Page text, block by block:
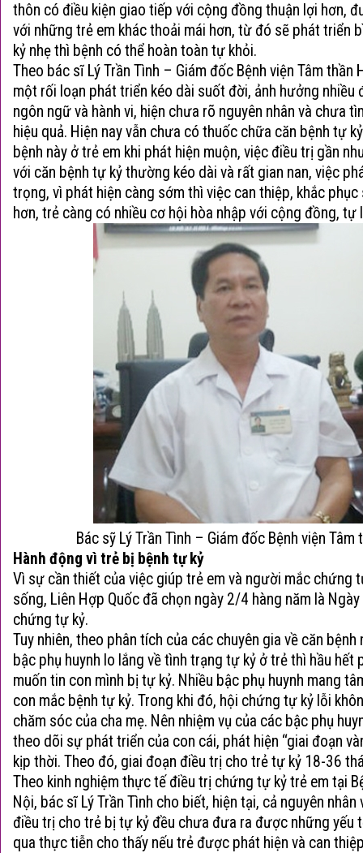
thôn có điều kiện giao tiếp với cộng đồng thuận lợi hơn,
với những trẻ em khác thoải mái hơn, từ đó sẽ phát triển
kỷ nhẹ thì bệnh có thể hoàn toàn tự khỏi.
Theo bác sĩ Lý Trần Tình – Giám đốc Bệnh viện Tâm thần
một rối loạn phát triển kéo dài suốt đời, ảnh hưởng nhiều
ngôn ngữ và hành vi, hiện chưa rõ nguyên nhân và chưa
hiệu quả. Hiện nay vẫn chưa có thuốc chữa căn bệnh tự kỷ
bệnh này ở trẻ em khi phát hiện muộn, việc điều trị gần
với căn bệnh tự kỷ thường kéo dài và rất gian nan, việc
trọng, vì phát hiện càng sớm thì việc can thiệp, khắc
hơn, trẻ càng có nhiều cơ hội hòa nhập với cộng đồng,
Bác sỹ Lý Trần Tình – Giám đốc Bệnh viện Tâm
Hành động vì trẻ bị bệnh tự kỷ
Vì sự cần thiết của việc giúp trẻ em và người mắc chứng
sống, Liên Hợp Quốc đã chọn ngày 2/4 hàng năm là
chứng tự kỷ.
Tuy nhiên, theo phân tích của các chuyên gia về căn bệnh
bậc phụ huynh lo lắng về tình trạng tự kỷ ở trẻ thì hầu hết
muốn tin con mình bị tự kỷ. Nhiều bậc phụ huynh mang
con mắc bệnh tự kỷ. Trong khi đó, hội chứng tự kỷ lỗi
chăm sóc của cha mẹ. Nên nhiệm vụ của các bậc phụ
theo dõi sự phát triển của con cái, phát hiện “giai đoạn
kịp thời. Theo đó, giai đoạn điều trị cho trẻ tự kỷ 18-36
Theo kinh nghiệm thực tế điều trị chứng tự kỷ trẻ em tại
Nội, bác sĩ Lý Trần Tình cho biết, hiện tại, cả nguyên
điều trị cho trẻ bị tự kỷ đều chưa đưa ra được những yếu
qua thực tiễn cho thấy nếu trẻ được phát hiện và can